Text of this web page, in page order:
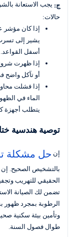
ج: يجب الاستعانة
حالات:
إذا كان مؤشر
يشير إلى
أسفل القواعد.
إذا ظهرت
أو تآكل واضح
إذا فشلت
الماء في
يتطلب أجهزة
توصية هندسية
إن حل مشكلة
بالتشخيص الصحيح. إن
الحقيقي للتهريب
تضمن لك الصيانة
الرطوبة بمجرد ظهور
وتأمين بيئة سكنية
طوال فصول السنة.